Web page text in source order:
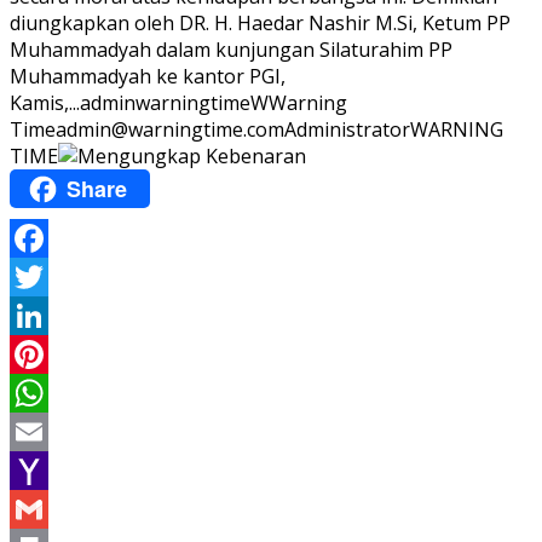
diungkapkan oleh DR. H. Haedar Nashir M.Si, Ketum PP
Muhammadyah dalam kunjungan Silaturahim PP
Muhammadyah ke kantor PGI,
Kamis,...adminwarningtimeWWarning
Timeadmin@warningtime.comAdministratorWARNING
TIME
Share
Facebook
Twitter
LinkedIn
Pinterest
WhatsApp
Email
Yahoo